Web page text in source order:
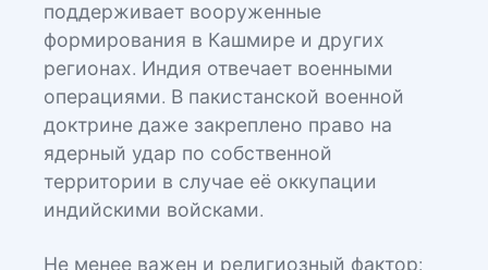
поддерживает вооруженные
формирования в Кашмире и других
регионах. Индия отвечает военными
операциями. В пакистанской военной
доктрине даже закреплено право на
ядерный удар по собственной
территории в случае её оккупации
индийскими войсками.
Не менее важен и религиозный фактор: